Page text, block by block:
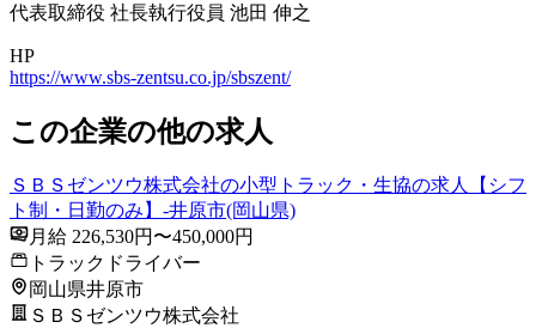
代表取締役 社長執行役員 池田 伸之
HP
https://www.sbs-zentsu.co.jp/sbszent/
この企業の他の求人
ＳＢＳゼンツウ株式会社の小型トラック・生協の求人【シフ
ト制・日勤のみ】-井原市(岡山県)
月給 226,530円〜450,000円
トラックドライバー
岡山県井原市
ＳＢＳゼンツウ株式会社